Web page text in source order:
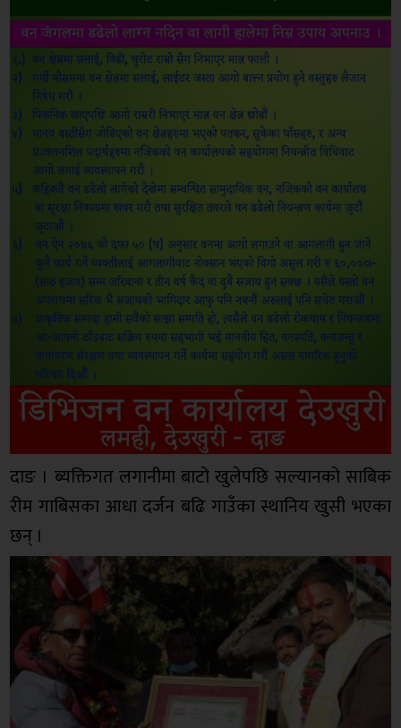
दाङ । ब्यक्तिगत लगानीमा बाटो खुलेपछि सल्यानको साबिक
रीम गाबिसका आधा दर्जन बढि गाउँका स्थानिय खुसी भएका
छन् ।